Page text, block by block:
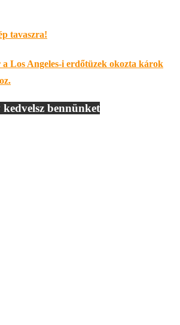
tavaszra!
Los Angeles-i erdőtüzek okozta károk
bennünket